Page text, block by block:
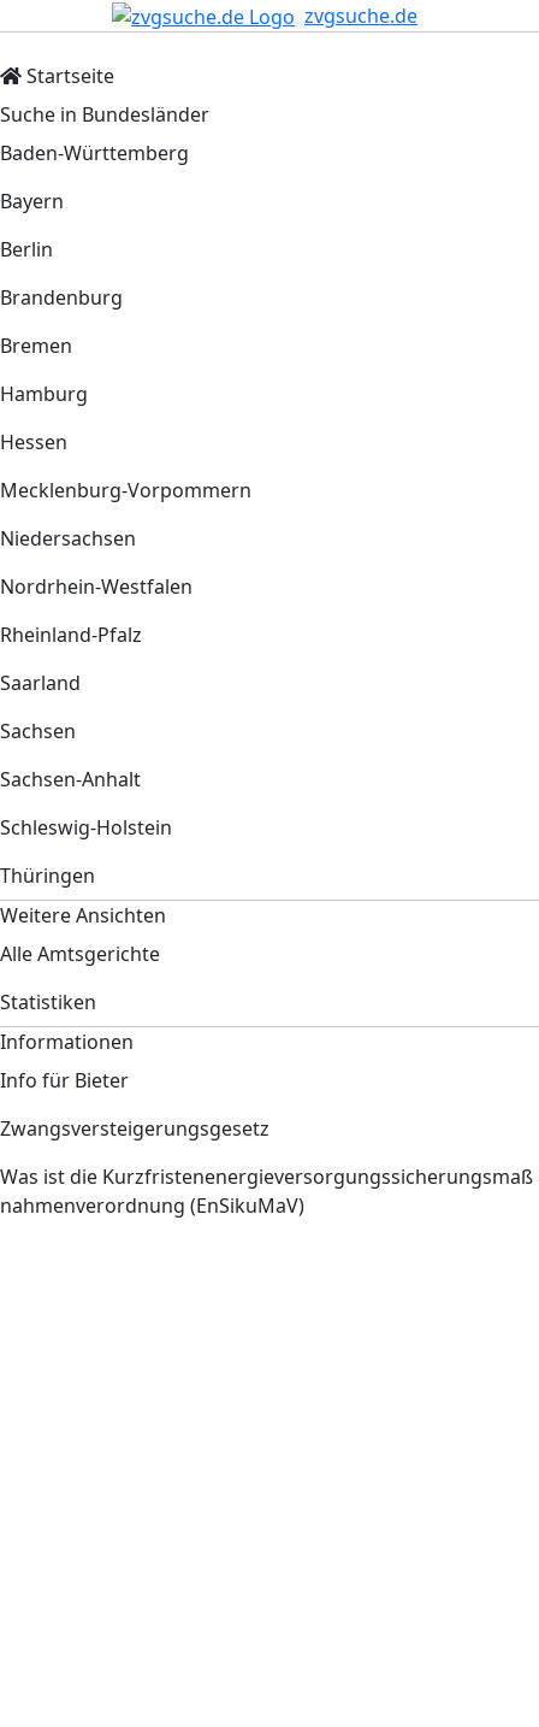
zvgsuche.de
Startseite
Suche in Bundesländer
Baden-Württemberg
Bayern
Berlin
Brandenburg
Bremen
Hamburg
Hessen
Mecklenburg-Vorpommern
Niedersachsen
Nordrhein-Westfalen
Rheinland-Pfalz
Saarland
Sachsen
Sachsen-Anhalt
Schleswig-Holstein
Thüringen
Weitere Ansichten
Alle Amtsgerichte
Statistiken
Informationen
Info für Bieter
Zwangsversteigerungsgesetz
Was ist die Kurzfristenenergieversorgungssicherungsmaß
nahmenverordnung (EnSikuMaV)